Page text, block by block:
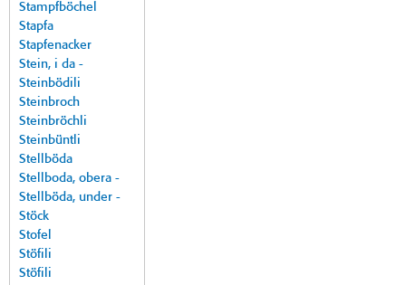
Stampfböchel
Stapfa
Stapfenacker
Stein, i da -
Steinbödili
Steinbroch
Steinbröchli
Steinbüntli
Stellböda
Stellboda, obera -
Stellböda, under -
Stöck
Stofel
Stöfili
Stöfili